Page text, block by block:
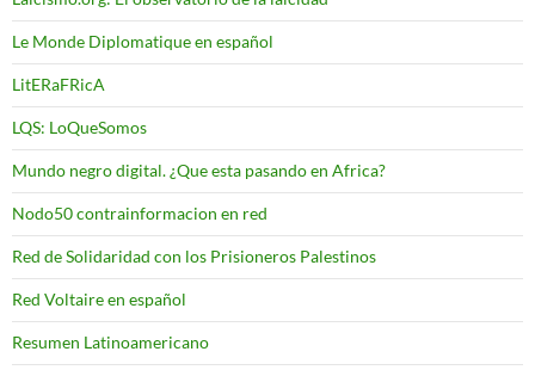
Le Monde Diplomatique en español
LitERaFRicA
LQS: LoQueSomos
Mundo negro digital. ¿Que esta pasando en Africa?
Nodo50 contrainformacion en red
Red de Solidaridad con los Prisioneros Palestinos
Red Voltaire en español
Resumen Latinoamericano